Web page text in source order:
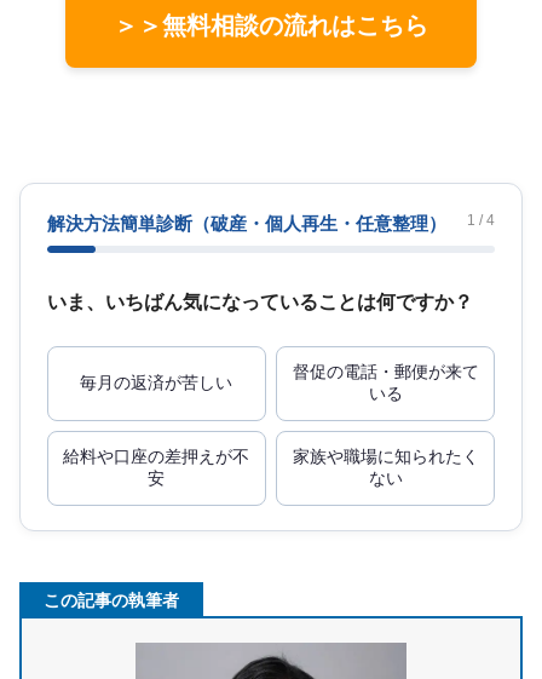
＞＞無料相談の流れはこちら
解決方法簡単診断（破産・個人再生・任意整理） 1 / 4
いま、いちばん気になっていることは何ですか？
毎月の返済が苦しい
督促の電話・郵便が来て
いる
給料や口座の差押えが不
安
家族や職場に知られたく
ない
この記事の執筆者